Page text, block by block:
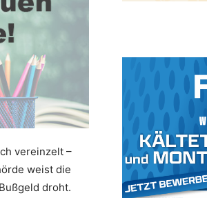
vereinzelt –
weist die
droht.